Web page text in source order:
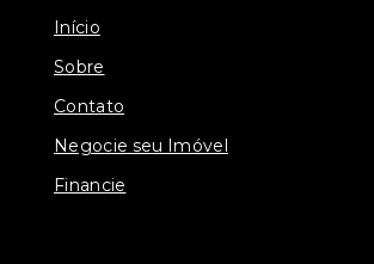
Início
Sobre
Contato
Negocie seu Imóvel
Financie